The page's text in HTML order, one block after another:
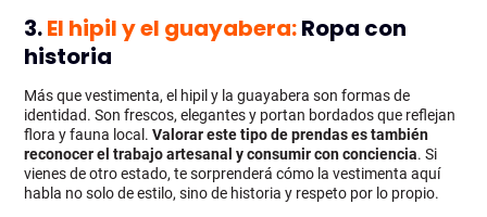
3.El hipil y el guayabera:Ropa con
historia
Más que vestimenta, el hipil y la guayabera son formas de
identidad. Son frescos, elegantes y portan bordados que reflejan
flora y fauna local.Valorar este tipo de prendas es también
reconocer el trabajo artesanal y consumir con conciencia. Si
vienes de otro estado, te sorprenderá cómo la vestimenta aquí
habla no solo de estilo, sino de historia y respeto por lo propio.